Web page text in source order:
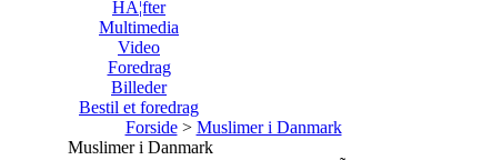
HÃ¦fter
Multimedia
Video
Foredrag
Billeder
Bestil et foredrag
Forside> Muslimer i Danmark
Muslimer i Danmark